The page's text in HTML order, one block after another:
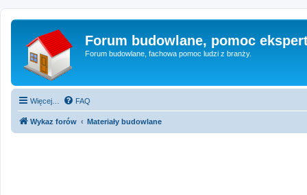
Forum budowlane, pomoc
Forum budowlane, fachowa pomoc ludzi z branży.
Więcej… FAQ
Wykaz forów Materiały budowlane